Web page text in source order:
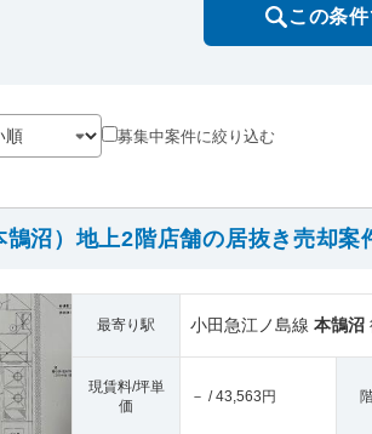
この条
募集中案件に絞り込む
鵠沼）地上2階店舗の居抜き売却案
最寄り駅 小田急江ノ島線 本鵠沼
現賃料/坪単
価
－ / 43,563円